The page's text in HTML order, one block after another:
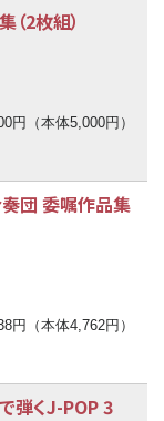
2枚組）
円（本体5,000円）
団 委嘱作品集
円（本体4,762円）
弾くJ-POP 3